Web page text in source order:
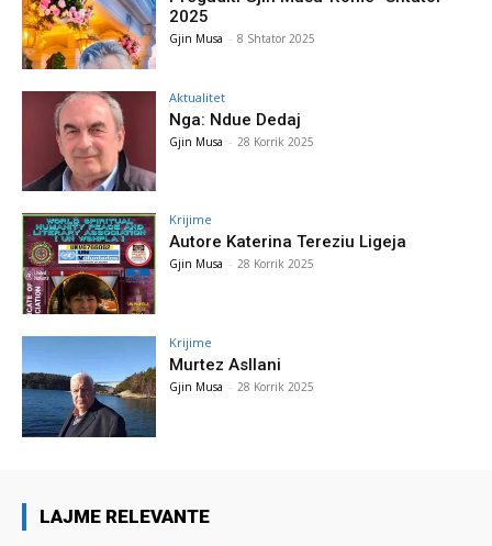
2025
Gjin Musa - 8 Shtator 2025
Aktualitet
Nga: Ndue Dedaj
Gjin Musa - 28 Korrik 2025
Krijime
Autore Katerina Tereziu Ligeja
Gjin Musa - 28 Korrik 2025
Krijime
Murtez Asllani
Gjin Musa - 28 Korrik 2025
LAJME RELEVANTE